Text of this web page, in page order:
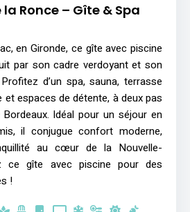
Ronce – Gîte & Spa
en Gironde, ce gîte avec piscine
par son cadre verdoyant et son
d’un spa, sauna, terrasse
et espaces de détente, à deux pas
Idéal pour un séjour en
il conjugue confort moderne,
au cœur de la Nouvelle-
ce gîte avec piscine pour des
!